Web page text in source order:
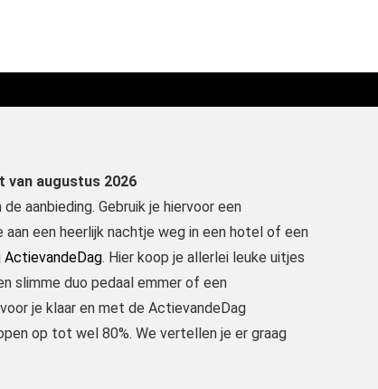
van augustus 2026
aanbieding. Gebruik je hiervoor een
een heerlijk nachtje weg in een hotel of een
ActievandeDag. Hier koop je allerlei leuke uitjes
slimme duo pedaal emmer of een
je klaar en met de ActievandeDag
op tot wel 80%. We vertellen je er graag